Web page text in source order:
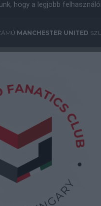
hogy a legjobb
MANCHESTER UNITED